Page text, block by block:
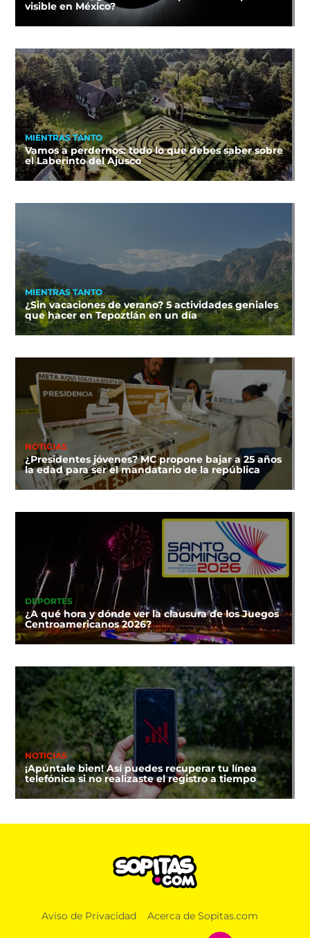
visible en México?
MIENTRAS TANTO
Vamos a perdernos: todo lo que debes saber sobre
el Laberinto del Ajusco
MIENTRAS TANTO
¿Sin vacaciones de verano? 5 actividades geniales
que hacer en Tepoztlán en un día
NOTICIAS
¿Presidentes jóvenes? MC propone bajar a 25 años
la edad para ser el mandatario de la república
DEPORTES
¿A qué hora y dónde ver la clausura de los Juegos
Centroamericanos 2026?
NOTICIAS
¡Apúntale bien! Así puedes recuperar tu línea
telefónica si no realizaste el registro a tiempo
Aviso de Privacidad Acerca de Sopitas.com